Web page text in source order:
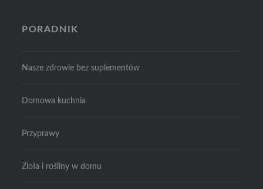
PORADNIK
Nasze zdrowie bez suplementów
Domowa kuchnia
Przyprawy
Zioła i rośliny w domu